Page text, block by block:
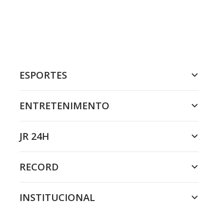
ESPORTES
ENTRETENIMENTO
JR 24H
RECORD
INSTITUCIONAL